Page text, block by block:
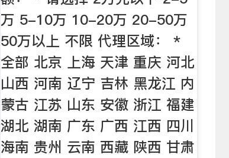
万 5-10万 10-20万 20-50万
50万以上 不限 代理区域： *
全部 北京 上海 天津 重庆 河北
山西 河南 辽宁 吉林 黑龙江 内
蒙古 江苏 山东 安徽 浙江 福建
湖北 湖南 广东 广西 江西 四川
海南 贵州 云南 西藏 陕西 甘肃